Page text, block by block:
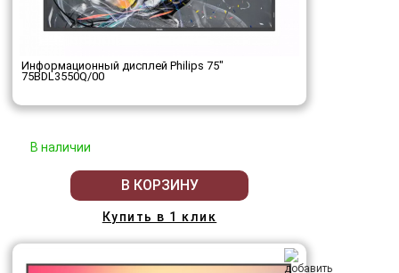
Информационный дисплей Philips 75"
75BDL3550Q/00
В наличии
В КОРЗИНУ
Купить в 1 клик